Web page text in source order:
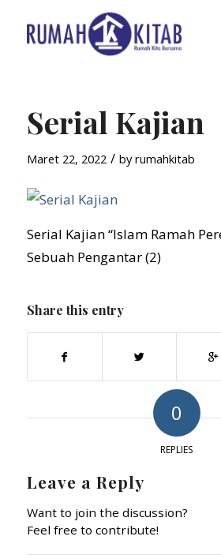
Serial Kajian
Maret 22, 2022 / byrumahkitab
Serial Kajian “Islam Ramah
Sebuah Pengantar (2)
Share this entry
0
REPLIES
Leave a Reply
Want to join the discussion?
Feel free to contribute!